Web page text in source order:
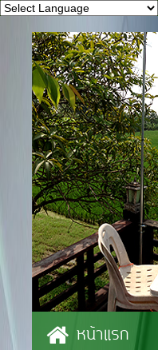
หน้าแรก